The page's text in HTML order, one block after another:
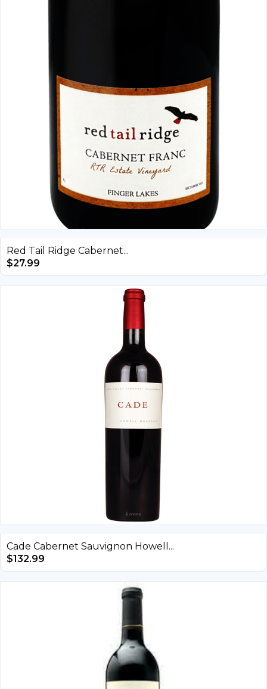
Red Tail Ridge Cabernet...
$27.99
Cade Cabernet Sauvignon Howell...
$132.99